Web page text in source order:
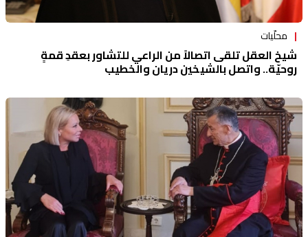
محلّيات
شيخ العقل تلقى اتصالاً من الراعي للتشاور بعقدِ قمةٍ
روحيّة.. واتصل بالشيخين دريان والخطيب